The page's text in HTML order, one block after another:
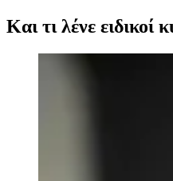
Και τι λένε ειδικοί